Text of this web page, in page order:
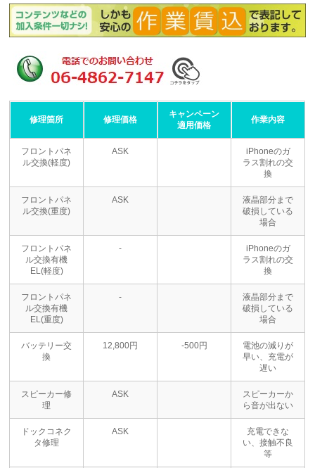
修理箇所 修理価格
キャンペーン
適用価格
作業内容
フロントパネ
ル交換(軽度)
ASK
iPhoneのガ
ラス割れの交
換
フロントパネ
ル交換(重度)
ASK
液晶部分まで
破損している
場合
フロントパネ
ル交換有機
EL(軽度)
-
iPhoneのガ
ラス割れの交
換
フロントパネ
ル交換有機
EL(重度)
-
液晶部分まで
破損している
場合
バッテリー交
換
12,800円 -500円
電池の減りが
早い、充電が
遅い
スピーカー修
理
ASK
スピーカーか
ら音が出ない
ドックコネク
タ修理
ASK
充電できな
い、接触不良
等